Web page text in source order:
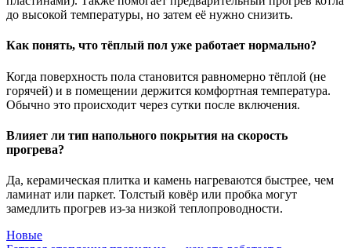
до высокой температуры, но затем её нужно снизить.
Как понять, что тёплый пол уже работает нормально?
Когда поверхность пола становится равномерно тёплой (не
горячей) и в помещении держится комфортная температура.
Обычно это происходит через сутки после включения.
Влияет ли тип напольного покрытия на скорость
прогрева?
Да, керамическая плитка и камень нагреваются быстрее, чем
ламинат или паркет. Толстый ковёр или пробка могут
замедлить прогрев из-за низкой теплопроводности.
Новые